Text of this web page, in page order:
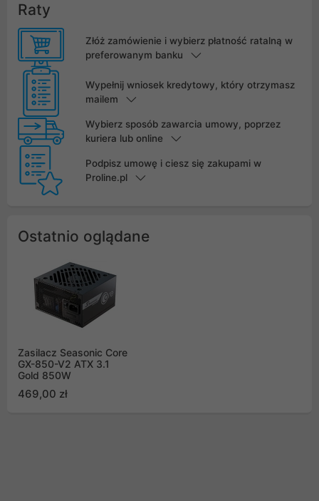
Raty
Złóż zamówienie i wybierz płatność ratalną w
preferowanym banku
Wypełnij wniosek kredytowy, który otrzymasz
mailem
Wybierz sposób zawarcia umowy, poprzez
kuriera lub online
Podpisz umowę i ciesz się zakupami w
Proline.pl
Ostatnio oglądane
Zasilacz Seasonic Core
GX-850-V2 ATX 3.1
Gold 850W
469,00 zł